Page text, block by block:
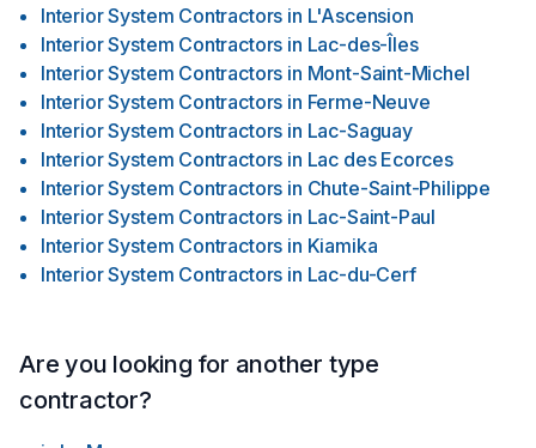
Interior System Contractors in L'Ascension
Interior System Contractors in Lac-des-Îles
Interior System Contractors in Mont-Saint-Michel
Interior System Contractors in Ferme-Neuve
Interior System Contractors in Lac-Saguay
Interior System Contractors in Lac des Ecorces
Interior System Contractors in Chute-Saint-Philippe
Interior System Contractors in Lac-Saint-Paul
Interior System Contractors in Kiamika
Interior System Contractors in Lac-du-Cerf
Are you looking for another type
contractor?